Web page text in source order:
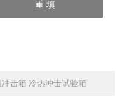
击箱 冷热冲击试验箱